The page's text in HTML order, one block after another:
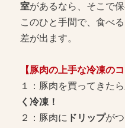
室があるなら、そこで保
このひと手間で、食べ
差が出ます。
【豚肉の上手な冷凍の
１：豚肉を買ってきた
く冷凍！
２：豚肉に ドリップが